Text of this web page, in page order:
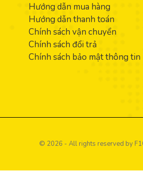
Hướng dẫn mua hàng
Hướng dẫn thanh toán
Chính sách vận chuyển
Chính sách đổi trả
Chính sách bảo mật thông tin
© 2026 - All rights reserved by